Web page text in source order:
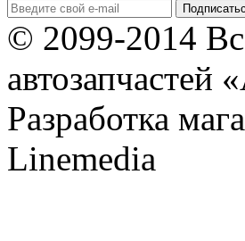
© 2099-2014
Разработка
Linemedia